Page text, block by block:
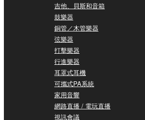
吉他、貝斯和音箱
鼓樂器
銅管／木管樂器
弦樂器
打擊樂器
行進樂器
耳罩式耳機
可攜式PA系統
家用音響
網路直播 / 電玩直播
視訊會議